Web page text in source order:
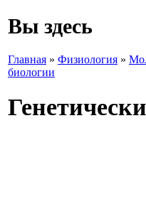
Вы здесь
Главная » Физиология »
биологии